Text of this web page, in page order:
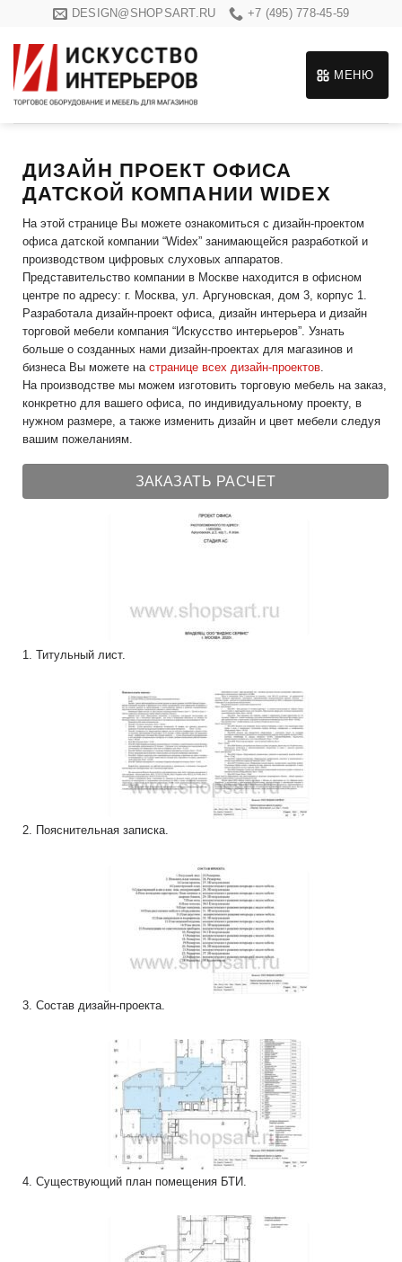
content
DESIGN@SHOPSART.RU +7 (495) 778-45-59
МЕНЮ
ДИЗАЙН ПРОЕКТ ОФИСА
ДАТСКОЙ КОМПАНИИ WIDEX
На этой странице Вы можете ознакомиться с дизайн-проектом
офиса датской компании “Widex” занимающейся разработкой и
производством цифровых слуховых аппаратов.
Представительство компании в Москве находится в офисном
центре по адресу: г. Москва, ул. Аргуновская, дом 3, корпус 1.
Разработала дизайн-проект офиса, дизайн интерьера и дизайн
торговой мебели компания “Искусство интерьеров”. Узнать
больше о созданных нами дизайн-проектах для магазинов и
бизнеса Вы можете на странице всех дизайн-проектов.
На производстве мы можем изготовить торговую мебель на заказ,
конкретно для вашего офиса, по индивидуальному проекту, в
нужном размере, а также изменить дизайн и цвет мебели следуя
вашим пожеланиям.
ЗАКАЗАТЬ РАСЧЕТ
1. Титульный лист.
2. Пояснительная записка.
3. Состав дизайн-проекта.
4. Существующий план помещения БТИ.